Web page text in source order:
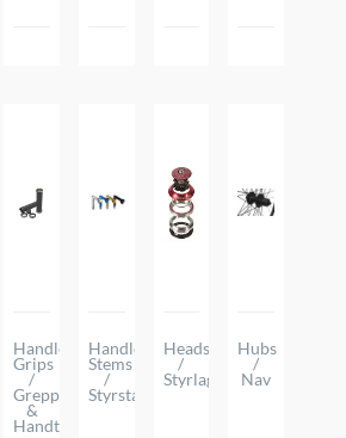
Handlebar
Grips
/
Grepp
&
Handtag
Handlebar
Stems
/
Styrstammar
Headsets
/
Styrlager
Hubs
/
Nav